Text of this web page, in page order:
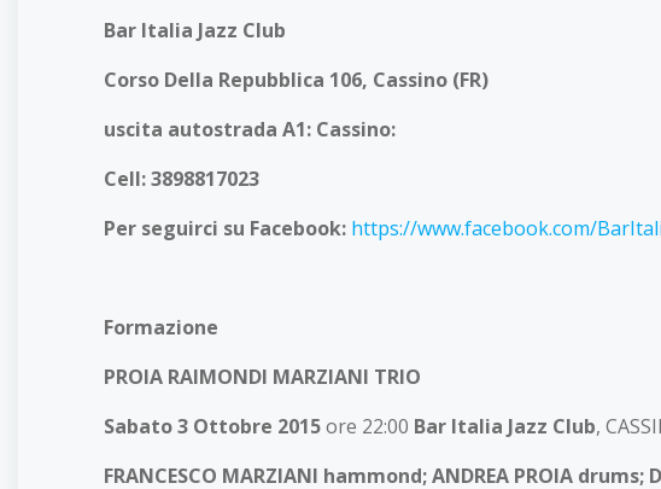
Bar Italia Jazz Club
Corso Della Repubblica 106,
uscita autostrada A1: Cassino:
Cell: 3898817023
Per seguirci su Facebook: https://www.facebook.com/
Formazione
PROIA RAIMONDI MARZIANI TRIO
Sabato 3 Ottobre 2015ore 22:00 Bar Italia Jazz Club,
FRANCESCO MARZIANI hammond; ANDREA PROIA drums;